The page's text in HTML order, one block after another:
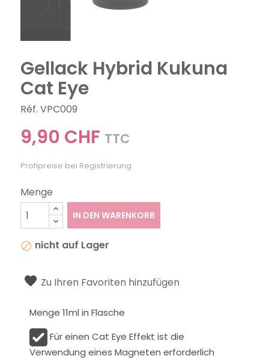
Gellack Hybrid Kukuna
Cat Eye
Réf. VPC009
9,90 CHF TTC
Profipreise bei Registrierung
Menge
IN DEN WARENKORB
 nicht auf Lager
Zu Ihren Favoriten hinzufügen
Menge 11ml in Flasche
Für einen Cat Eye Effekt ist die
Verwendung eines Magneten erforderlich